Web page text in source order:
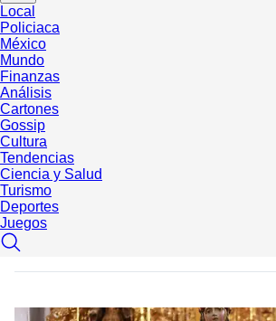
Local
Policiaca
México
Mundo
Finanzas
Análisis
Cartones
Gossip
Cultura
Tendencias
Ciencia y Salud
Turismo
Deportes
Juegos